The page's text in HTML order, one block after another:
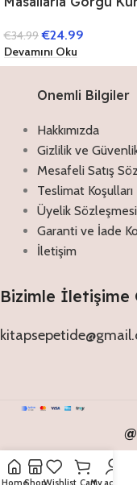
€34.99 €24.99
Devamını Oku
Onemli Bilgiler
Hakkımızda
Gizlilik ve
Mesafeli Satış
Teslimat Koşulları
Üyelik Sözleşmesi
Garanti ve İade
İletişim
Bizimle İletişime
HomeShopWishlist CartMy account